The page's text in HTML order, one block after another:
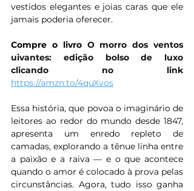
vestidos elegantes e joias caras que ele
jamais poderia oferecer.
Compre o livro O morro dos ventos
uivantes: edição bolso de luxo
https://amzn.to/4quXvos
Essa história, que povoa o imaginário de
leitores ao redor do mundo desde 1847,
apresenta um enredo repleto de
camadas, explorando a tênue linha entre
a paixão e a raiva — e o que acontece
quando o amor é colocado à prova pelas
circunstâncias. Agora, tudo isso ganha